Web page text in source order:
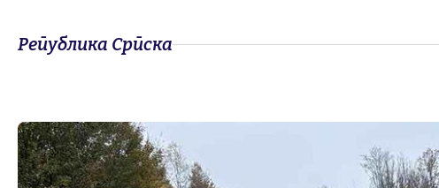
Република Српска